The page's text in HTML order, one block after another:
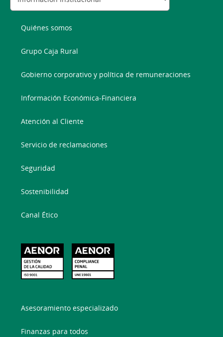
Quiénes somos
Grupo Caja Rural
Gobierno corporativo y política de remuneraciones
Información Económica-Financiera
Atención al Cliente
Servicio de reclamaciones
Seguridad
Sostenibilidad
Canal Ético
Asesoramiento especializado
Finanzas para todos